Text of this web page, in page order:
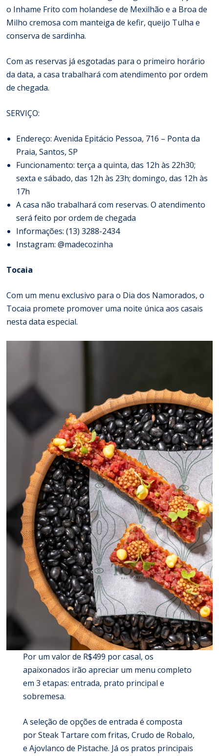
o Inhame Frito com holandese de Mexilhão e a Broa de
Milho cremosa com manteiga de kefir, queijo Tulha e
conserva de sardinha.
Com as reservas já esgotadas para o primeiro horário
da data, a casa trabalhará com atendimento por ordem
de chegada.
SERVIÇO:
Endereço: Avenida Epitácio Pessoa, 716 – Ponta da
Praia, Santos, SP
Funcionamento: terça a quinta, das 12h às 22h30;
sexta e sábado, das 12h às 23h; domingo, das 12h às
17h
A casa não trabalhará com reservas. O atendimento
será feito por ordem de chegada
Informações: (13) 3288-2434
Instagram: @madecozinha
Tocaia
Com um menu exclusivo para o Dia dos Namorados, o
Tocaia promete promover uma noite única aos casais
nesta data especial.
Por um valor de R$499 por casal, os
apaixonados irão apreciar um menu completo
em 3 etapas: entrada, prato principal e
sobremesa.
A seleção de opções de entrada é composta
por Steak Tartare com fritas, Crudo de Robalo,
e Ajovlanco de Pistache. Já os pratos principais